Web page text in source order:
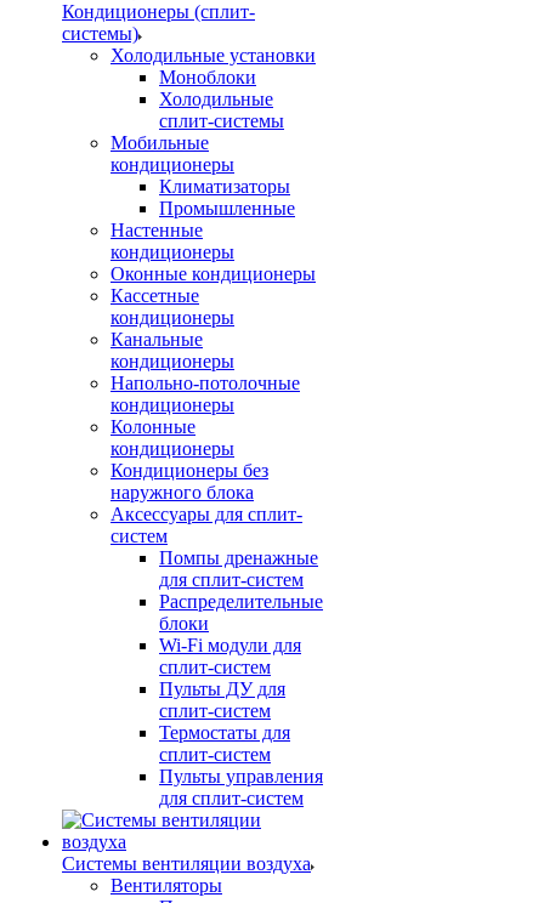
Кондиционеры (сплит-
системы)
Холодильные установки
Моноблоки
Холодильные
сплит-системы
Мобильные
кондиционеры
Климатизаторы
Промышленные
Настенные
кондиционеры
Оконные кондиционеры
Кассетные
кондиционеры
Канальные
кондиционеры
Напольно-потолочные
кондиционеры
Колонные
кондиционеры
Кондиционеры без
наружного блока
Аксессуары для сплит-
систем
Помпы дренажные
для сплит-систем
Распределительные
блоки
Wi-Fi модули для
сплит-систем
Пульты ДУ для
сплит-систем
Термостаты для
сплит-систем
Пульты управления
для сплит-систем
Системы вентиляции воздуха
Вентиляторы